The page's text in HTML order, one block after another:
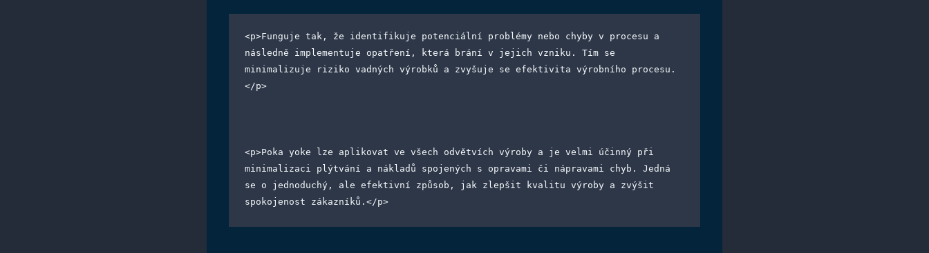
<p>Funguje tak, že identifikuje potenciální problémy nebo chyby v procesu a
následně implementuje opatření, která brání v jejich vzniku. Tím se
minimalizuje riziko vadných výrobků a zvyšuje se efektivita výrobního procesu.
</p>
<p>Poka yoke lze aplikovat ve všech odvětvích výroby a je velmi účinný při
minimalizaci plýtvání a nákladů spojených s opravami či nápravami chyb. Jedná
se o jednoduchý, ale efektivní způsob, jak zlepšit kvalitu výroby a zvýšit
spokojenost zákazníků.</p>